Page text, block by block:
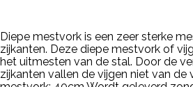
Diepe mestvork is een zeer sterke
zijkanten. Deze diepe mestvork of
het uitmesten van de stal. Door de
zijkanten vallen de vijgen niet van de